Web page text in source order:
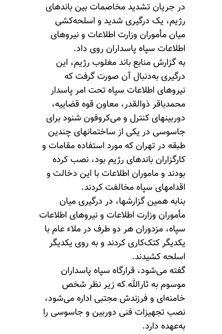
در جریان تشدید مخاصمات بین باندهای
رژیم، یک درگیری شدید و اسلحه‌کشی
میان مأموران وزارت اطلاعات و نیروهای
اطلاعات سپاه پاسداران روی داد.
به گزارش منابع باند مغلوب رژیم، این
درگیری به‌دنبال آن صورت گرفت که
نیروهای اطلاعات سپاه تحت امر پاسدار
محمدباقر ذوالقدر، معاون قوه قضاییه،
دوربینهای کنترل و می‌کروفون شنود برای
جاسوسی در یکی از ساختمانهای چندین
طبقه در تهران که مورد استفاده مقامات و
کارگزاران باندهای رژیم بود، نصب کرده
بودند و ماموران اطلاعات با این دخالت و
اقدامهای سپاه مخالفت کردند.
بنا‌به همین گزارشها، در درگیری میان
مأموران وزارت اطلاعات و نیروهای اطلاعات
سپاه، مزدوران هر دو طرف در ملاء عام با
یکدیگر کتک‌کاری کردند و به روی یکدیگر
اسلحه کشیدند.
گفته می‌شود، قرارگاه سپاه پاسداران
موسوم به ثارالله که زیر نظر شخص
خامنه‌ای و فرزندش مجتبی اداره می‌شود،
نصب تجهیزات فنی دوربین و جاسوسی را
به‌عهده دارد.